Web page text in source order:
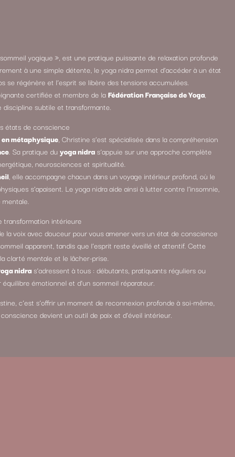
yogique », est une pratique puissante de relaxation profonde
à une simple détente, le yoga nidra permet d’accéder à un état
se régénère et l’esprit se libère des tensions accumulées.
certifiée et membre de la Fédération Française de Yoga,
subtile et transformante.
états de conscience
métaphysique, Christine s’est spécialisée dans la compréhension
. Sa pratique du yoga nidras’appuie sur une approche complète
neurosciences et spiritualité.
, elle accompagne chacun dans un voyage intérieur profond, où le
s’apaisent. Le yoga nidra aide ainsi à lutter contre l’insomnie,
transformation intérieure
la voix avec douceur pour vous amener vers un état de conscience
apparent, tandis que l’esprit reste éveillé et attentif. Cette
clarté mentale et le lâcher-prise.
nidras’adressent à tous : débutants, pratiquants réguliers ou
émotionnel et d’un sommeil réparateur.
c’est s’offrir un moment de reconnexion profonde à soi-même,
devient un outil de paix et d’éveil intérieur.